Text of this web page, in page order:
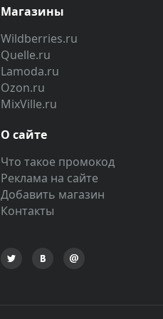
Магазины
Wildberries.ru
Quelle.ru
Lamoda.ru
Ozon.ru
MixVille.ru
О сайте
Что такое промокод
Реклама на сайте
Добавить магазин
Контакты